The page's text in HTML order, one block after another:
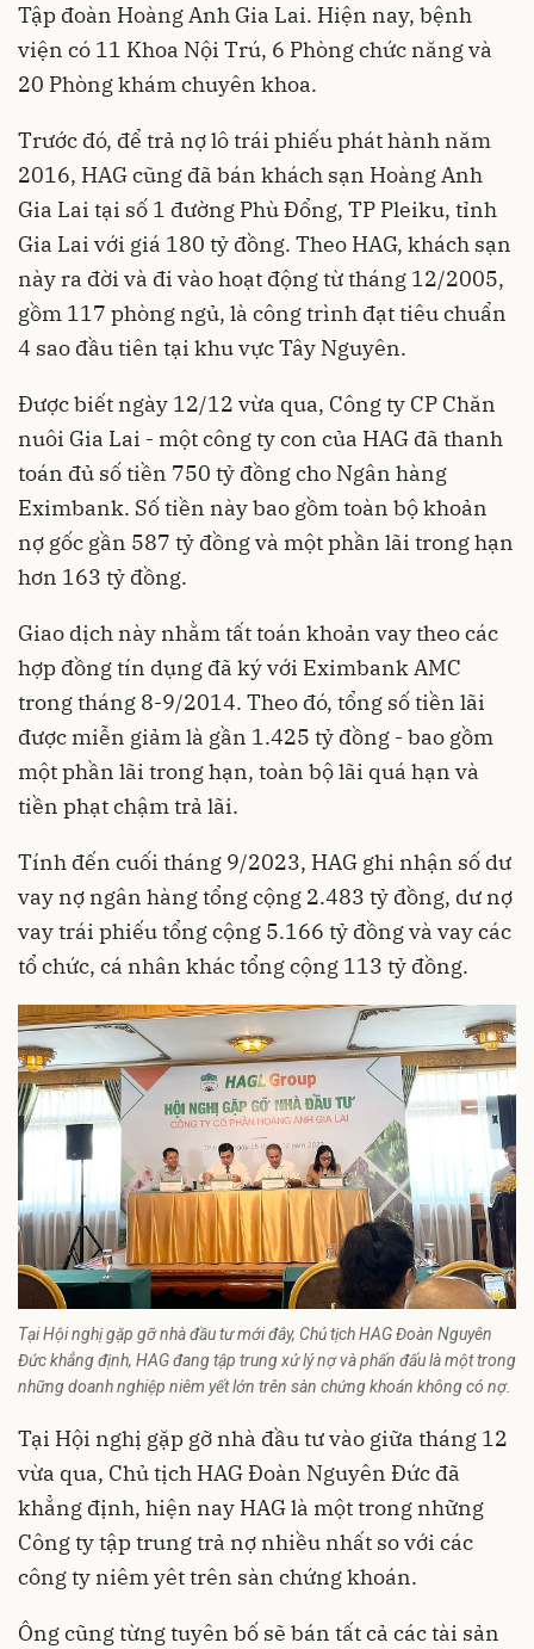
Tập đoàn Hoàng Anh Gia Lai. Hiện nay, bệnh
viện có 11 Khoa Nội Trú, 6 Phòng chức năng và
20 Phòng khám chuyên khoa.
Trước đó, để trả nợ lô trái phiếu phát hành năm
2016, HAG cũng đã bán khách sạn Hoàng Anh
Gia Lai tại số 1 đường Phù Đổng, TP Pleiku, tỉnh
Gia Lai với giá 180 tỷ đồng. Theo HAG, khách sạn
này ra đời và đi vào hoạt động từ tháng 12/2005,
gồm 117 phòng ngủ, là công trình đạt tiêu chuẩn
4 sao đầu tiên tại khu vực Tây Nguyên.
Được biết ngày 12/12 vừa qua, Công ty CP Chăn
nuôi Gia Lai - một công ty con của HAG đã thanh
toán đủ số tiền 750 tỷ đồng cho Ngân hàng
Eximbank. Số tiền này bao gồm toàn bộ khoản
nợ gốc gần 587 tỷ đồng và một phần lãi trong hạn
hơn 163 tỷ đồng.
Giao dịch này nhằm tất toán khoản vay theo các
hợp đồng tín dụng đã ký với Eximbank AMC
trong tháng 8-9/2014. Theo đó, tổng số tiền lãi
được miễn giảm là gần 1.425 tỷ đồng - bao gồm
một phần lãi trong hạn, toàn bộ lãi quá hạn và
tiền phạt chậm trả lãi.
Tính đến cuối tháng 9/2023, HAG ghi nhận số dư
vay nợ ngân hàngtổng cộng 2.483 tỷ đồng, dư nợ
vay trái phiếu tổng cộng 5.166 tỷ đồng và vay các
tổ chức, cá nhân khác tổng cộng 113 tỷ đồng.
Tại Hội nghị gặp gỡ nhà đầu tư mới đây, Chủ tịch HAG Đoàn Nguyên
Đức khẳng định, HAG đang tập trung xử lý nợ và phấn đấu là một trong
những doanh nghiệp niêm yết lớn trên sàn chứng khoán không có nợ.
Tại Hội nghị gặp gỡ nhà đầu tư vào giữa tháng 12
vừa qua, Chủ tịch HAG Đoàn Nguyên Đức đã
khẳng định, hiện nay HAG là một trong những
Công ty tập trung trả nợ nhiều nhất so với các
công ty niêm yêt trên sàn chứng khoán.
Ông cũng từng tuyên bố sẽ bán tất cả các tài sản